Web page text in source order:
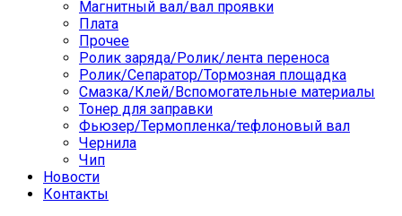
Магнитный вал/вал проявки
Плата
Прочее
Ролик заряда/Ролик/лента переноса
Ролик/Сепаратор/Тормозная площадка
Смазка/Клей/Вспомогательные материалы
Тонер для заправки
Фьюзер/Термопленка/тефлоновый вал
Чернила
Чип
Новости
Контакты